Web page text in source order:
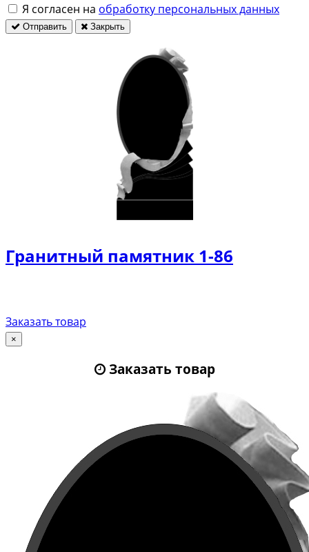
Я согласен на обработку персональных данных
Отправить Закрыть
Гранитный памятник 1-86
Заказать товар
×
Заказать товар